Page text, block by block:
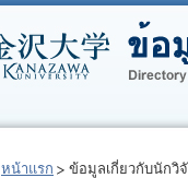
หน้าแรก ข้อมูลเกี่ยวกับนักวิ